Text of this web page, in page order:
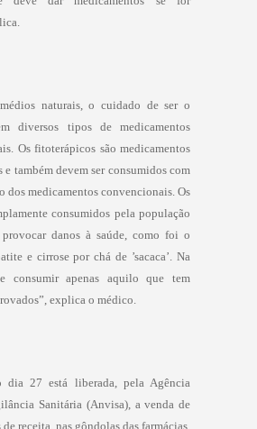
naturais, o cuidado de ser o
diversos tipos de medicamentos
Os fitoterápicos são medicamentos
e também devem ser consumidos com
dos medicamentos convencionais. Os
consumidos pela população
provocar danos à saúde, como foi o
e cirrose por chá de ’sacaca’. Na
consumir apenas aquilo que tem
explica o médico.
dia 27 está liberada, pela Agência
Sanitária (Anvisa), a venda de
receita, nas gôndolas das farmácias,